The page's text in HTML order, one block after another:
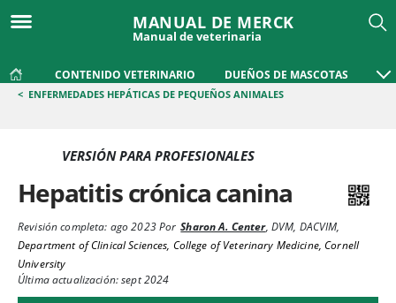
MANUAL DE MERCK
Manual de veterinaria
CONTENIDO VETERINARIO DUEÑOS DE MASCOTAS
< ENFERMEDADES HEPÁTICAS DE PEQUEÑOS ANIMALES
VERSIÓN PARA PROFESIONALES
Hepatitis crónica canina
Revisión completa: ago 2023Por Sharon A. Center, DVM, DACVIM,
Department of Clinical Sciences, College of Veterinary Medicine, Cornell
University
Última actualización: sept 2024